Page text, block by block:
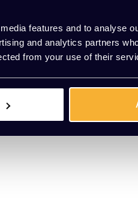
features and to analyse
and analytics partners
from your use of their